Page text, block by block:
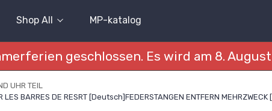
Shop All MP-katalog
geschlossen. Es wird am 8.
UHR TEIL
BARRES DE RESRT [Deutsch]FEDERSTANGEN ENTFERN